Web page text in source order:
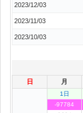
2023/12/03
2023/11/03
2023/10/03
日 月
1日
-97784